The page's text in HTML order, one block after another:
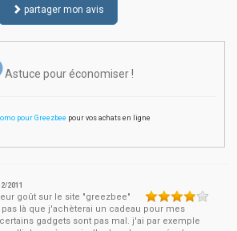
partager mon avis
Astuce pour économiser !
pour Greezbee pour vos achats en ligne
2011
goût sur le site "greezbee"
là que j'achèterai un cadeau pour mes
gadgets sont pas mal. j'ai par exemple